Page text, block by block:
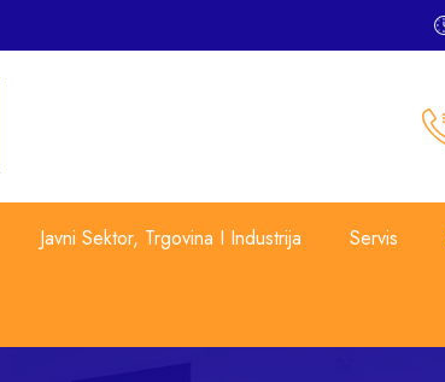
Javni Sektor, Trgovina I Industrija Servis